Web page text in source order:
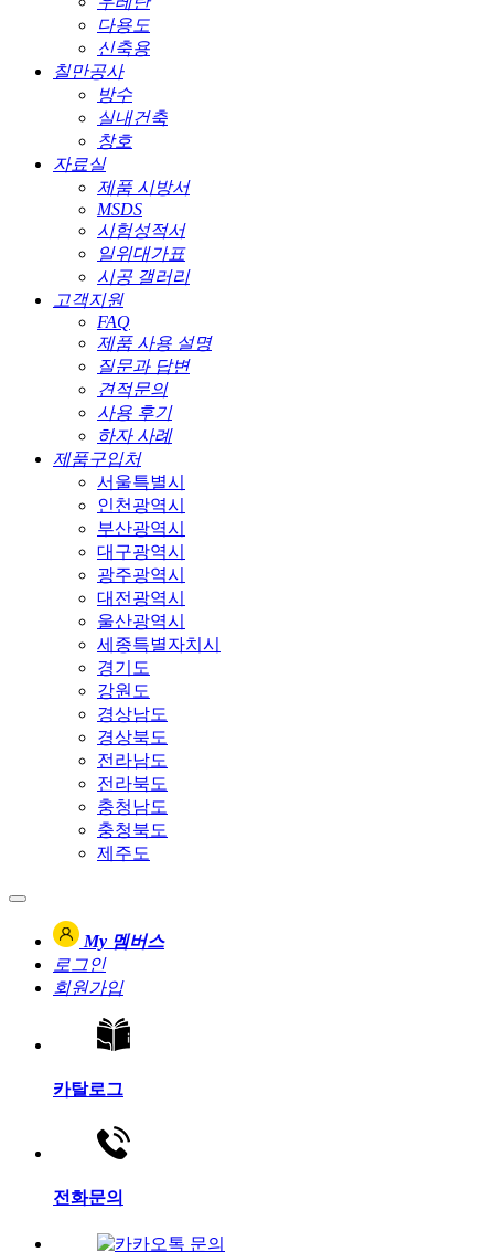
다용도
신축용
칠만공사
방수
실내건축
창호
자료실
제품 시방서
MSDS
시험성적서
일위대가표
시공 갤러리
고객지원
FAQ
제품 사용 설명
질문과 답변
견적문의
사용 후기
하자 사례
제품구입처
서울특별시
인천광역시
부산광역시
대구광역시
광주광역시
대전광역시
울산광역시
세종특별자치시
경기도
강원도
경상남도
경상북도
전라남도
전라북도
충청남도
충청북도
제주도
My 멤버스
로그인
회원가입
카탈로그
전화문의